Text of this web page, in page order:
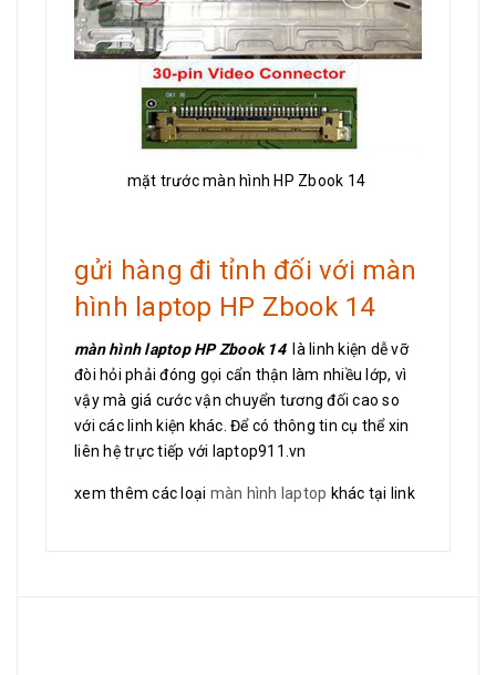
mặt trước màn hình HP Zbook 14
gửi hàng đi tỉnh đối với màn
hình laptop HP Zbook 14
màn hình laptop HP Zbook 14 là linh kiện dễ vỡ
đòi hỏi phải đóng gọi cẩn thận làm nhiều lớp, vì
vậy mà giá cước vận chuyển tương đối cao so
với các linh kiện khác. Để có thông tin cụ thể xin
liên hệ trực tiếp với laptop911.vn
xem thêm các loại màn hình laptop khác tại link